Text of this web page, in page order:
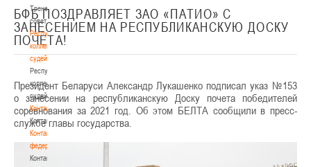
Тренерский
совет
Республиканская
коллегия
судей
Республиканская
коллегия
судей
Контакты
Контакты
Контакты
федерации
Контакты
БФБ ПОЗДРАВЛЯЕТ ЗАО «ПАТИО» С
ЗАНЕСЕНИЕМ НА РЕСПУБЛИКАНСКУЮ ДОСКУ
ПОЧЕТА!
Президент Беларуси Александр Лукашенко подписал указ №153
о занесении на республиканскую Доску почета победителей
соревнования за 2021 год. Об этом БЕЛТА сообщили в пресс-
службе главы государства.